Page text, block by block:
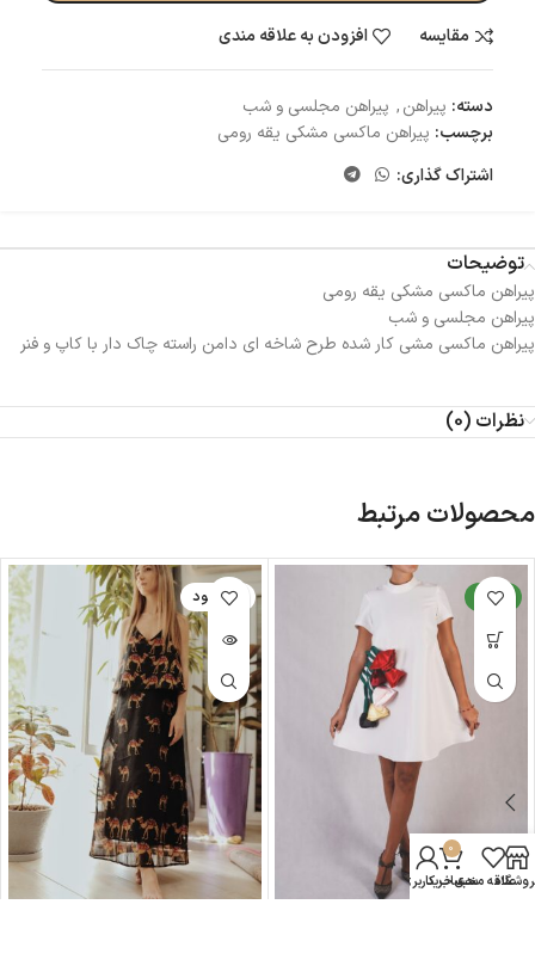
مقایسه
افزودن به علاقه مندی
دسته: پیراهن, پیراهن مجلسی و شب
برچسب: پیراهن ماکسی مشکی یقه رومی‌
اشتراک گذاری:
توضیحات
پیراهن ماکسی مشکی یقه رومی‌
پیراهن مجلسی و شب
پیراهن ماکسی مشی کار شده طرح شاخه ای دامن راسته چاک دار با کاپ و فنر
نظرات (0)
محصولات مرتبط
جدید ناموجود
علاقه مندی
0
سبد خرید
حساب کاربری من